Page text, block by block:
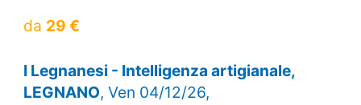
da 29 €
I Legnanesi - Intelligenza artigianale,
LEGNANO, Ven 04/12/26,